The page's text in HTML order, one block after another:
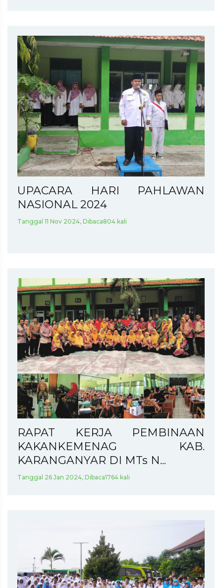
UPACARA HARI PAHLAWAN
NASIONAL 2024
Tanggal 11 Nov 2024, Dibaca804 kali
RAPAT KERJA PEMBINAAN
KAKANKEMENAG KAB.
KARANGANYAR DI MTs N...
Tanggal 26 Jan 2024, Dibaca1764 kali